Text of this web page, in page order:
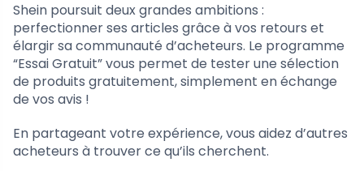
Shein poursuit deux grandes ambitions :
perfectionner ses articles grâce à vos retours et
élargir sa communauté d’acheteurs. Le programme
“Essai Gratuit” vous permet de tester une sélection
de produits gratuitement, simplement en échange
de vos avis !
En partageant votre expérience, vous aidez d’autres
acheteurs à trouver ce qu’ils cherchent.